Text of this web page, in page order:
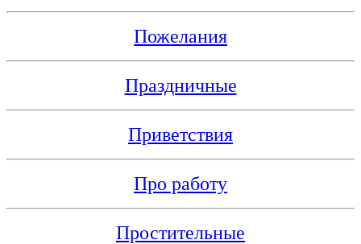
Пожелания
Праздничные
Приветствия
Про работу
Простительные